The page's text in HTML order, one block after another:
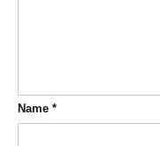
Name *